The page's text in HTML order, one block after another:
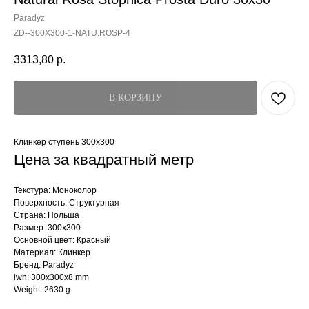
Paradyz
ZD--300X300-1-NATU.ROSP-4
3313,80 р.
В КОРЗИНУ
Клинкер ступень 300x300
Цена за квадратный метр
Текстура: Моноколор
Поверхность: Структурная
Страна: Польша
Размер: 300x300
Основной цвет: Красный
Материал: Клинкер
Бренд: Paradyz
lwh: 300x300x8 mm
Weight: 2630 g